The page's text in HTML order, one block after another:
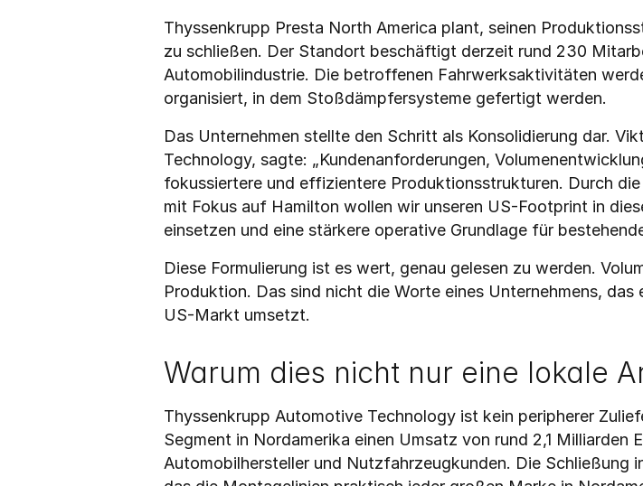
Thyssenkrupp Presta North America plant, seinen
zu schließen. Der Standort beschäftigt derzeit rund 230
Automobilindustrie. Die betroffenen Fahrwerksaktivitäten
organisiert, in dem Stoßdämpfersysteme gefertigt werden.
Das Unternehmen stellte den Schritt als Konsolidierung dar.
Technology, sagte: „Kundenanforderungen,
fokussiertere und effizientere Produktionsstrukturen. Durch
mit Fokus auf Hamilton wollen wir unseren US-Footprint in
einsetzen und eine stärkere operative Grundlage für
Diese Formulierung ist es wert, genau gelesen zu werden.
Produktion. Das sind nicht die Worte eines Unternehmens,
US-Markt umsetzt.
Warum dies nicht nur eine lokale
Thyssenkrupp Automotive Technology ist kein peripherer
Segment in Nordamerika einen Umsatz von rund 2,1 Milliarden
Automobilhersteller und Nutzfahrzeugkunden. Die Schließung